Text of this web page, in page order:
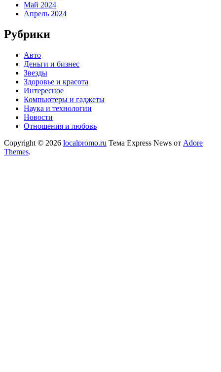
Май 2024
Апрель 2024
Рубрики
Авто
Деньги и бизнес
Звезды
Здоровье и красота
Интересное
Компьютеры и гаджеты
Наука и технологии
Новости
Отношения и любовь
Copyright © 2026 localpromo.ru Тема Express News от Adore
Themes.